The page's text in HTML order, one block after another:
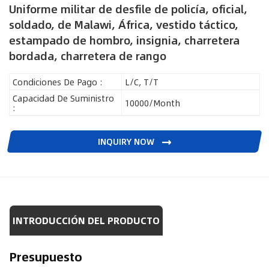
Uniforme militar de desfile de policía, oficial,
soldado, de Malawi, África, vestido táctico,
estampado de hombro, insignia, charretera
bordada, charretera de rango
Condiciones De Pago :
L/C, T/T
Capacidad De Suministro
: 10000/Month
INQUIRY NOW
INTRODUCCIÓN DEL PRODUCTO
Presupuesto